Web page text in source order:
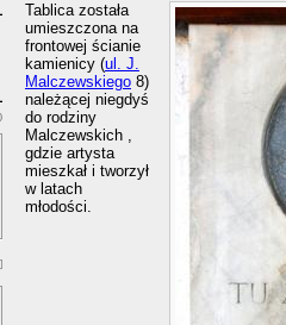
Tablica została
umieszczona na
frontowej ścianie
kamienicy (ul. J.
Malczewskiego8)
należącej niegdyś
do rodziny
Malczewskich ,
gdzie artysta
mieszkał i tworzył
w latach
młodości.